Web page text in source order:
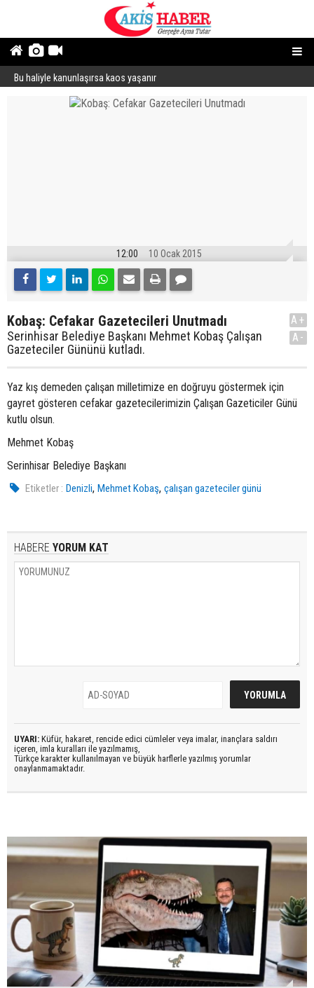
Bu haliyle kanunlaşırsa kaos yaşanır
12:00 10 Ocak 2015
Kobaş: Cefakar Gazetecileri Unutmadı
Serinhisar Belediye Başkanı Mehmet Kobaş Çalışan
Gazeteciler Gününü kutladı.
A+
A-
Yaz kış demeden çalışan milletimize en doğruyu göstermek için
gayret gösteren cefakar gazetecilerimizin Çalışan Gazeticiler Günü
kutlu olsun.
Mehmet Kobaş
Serinhisar Belediye Başkanı
Etiketler : Denizli,Mehmet Kobaş,çalışan gazeteciler günü
HABERE YORUM KAT
UYARI: Küfür, hakaret, rencide edici cümleler veya imalar, inançlara saldırı
içeren, imla kuralları ile yazılmamış,
Türkçe karakter kullanılmayan ve büyük harflerle yazılmış yorumlar
onaylanmamaktadır.